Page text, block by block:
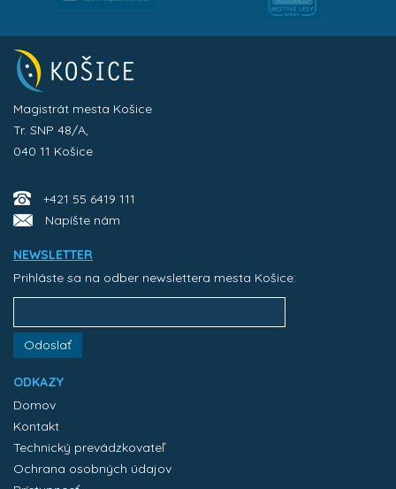
Magistrát mesta Košice
Tr. SNP 48/A,
040 11 Košice
+421 55 6419 111
Napíšte nám
NEWSLETTER
Prihláste sa na odber newslettera mesta Košice:
Odoslať
ODKAZY
Domov
Kontakt
Technický prevádzkovateľ
Ochrana osobných údajov